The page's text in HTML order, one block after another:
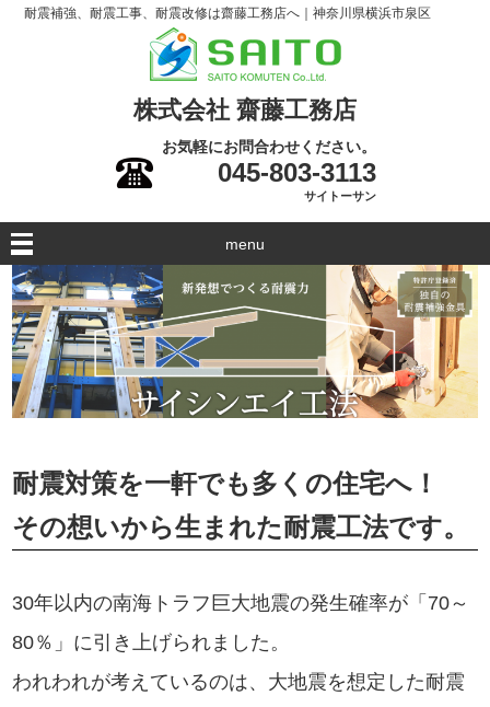
耐震補強、耐震工事、耐震改修は齋藤工務店へ｜神奈川県横浜市泉区
株式会社 齋藤工務店
お気軽にお問合わせください。
045-803-3113
サイトーサン
menu
耐震対策を一軒でも多くの住宅へ！
その想いから生まれた耐震工法です。
30年以内の南海トラフ巨大地震の発生確率が「70～
80％」に引き上げられました。
われわれが考えているのは、大地震を想定した耐震